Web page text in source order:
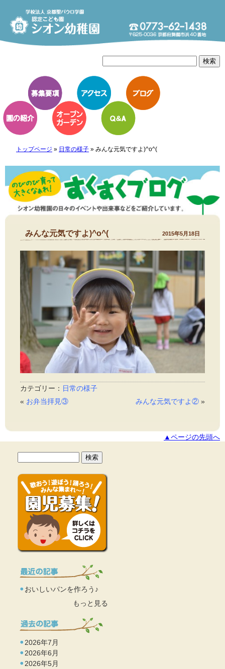
トップページ » 日常の様子» みんな元気ですよ)^o^(
みんな元気ですよ)^o^( 2015年5月18日
カテゴリー： 日常の様子
« お弁当拝見③ みんな元気ですよ② »
▲ページの先頭へ
おいしいパンを作ろう♪
もっと見る
2026年7月
2026年6月
2026年5月